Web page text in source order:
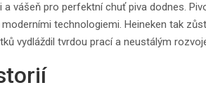
vášeň pro perfektní chuť piva dodnes.
technologiemi. Heineken tak
vydláždil tvrdou prací a neustálým